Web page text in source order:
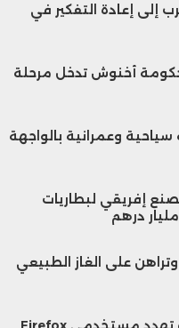
إلى إعادة التفكير في
حكومة أخنوش تدخل مرحلة
وعمرانية بالواجهة
إفريقي لبطاريات
على الغاز الطبيعي